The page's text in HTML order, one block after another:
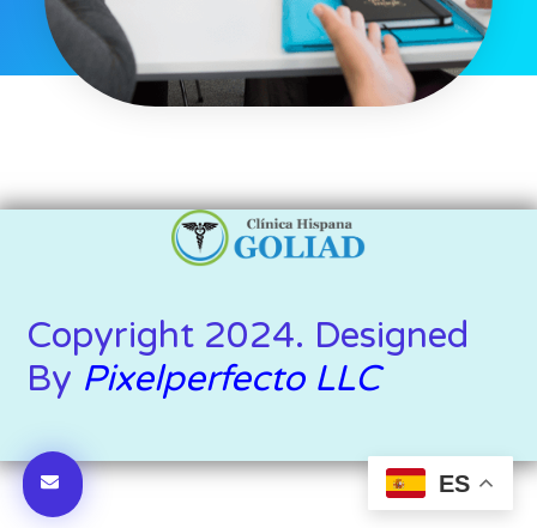
Copyright 2024. Designed
By Pixelperfecto LLC
ES